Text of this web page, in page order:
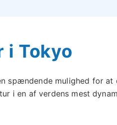
i Tokyo
spændende mulighed for at
i en af verdens mest